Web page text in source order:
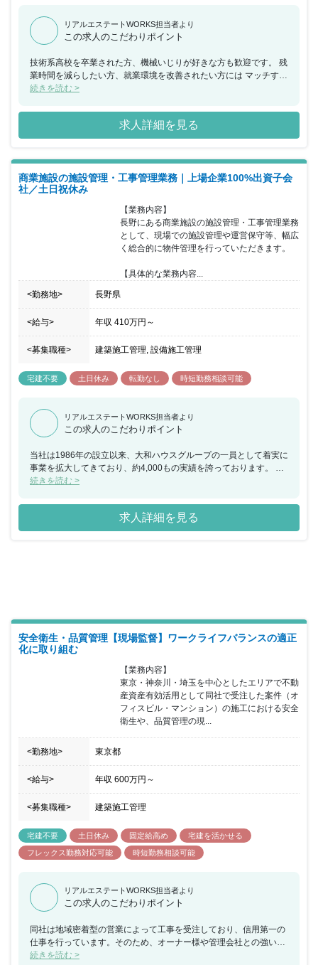
リアルエステートWORKS担当者より
この求人のこだわりポイント
技術系高校を卒業された方、機械いじりが好きな方も歓迎です。 残
業時間を減らしたい方、就業環境を改善されたい方には マッチする
かと存じます。 「まちを元気に、ひとに笑顔を」をモットーに「不
事業」を 展開する大和ハウスグループの企業です！ 同社は、商業
領域ではトップクラスのデベロッパーです。 不動産賃貸事業をはじ
めとした様々な事業を行いながら、 自社の成長だけを目指すのでは
え、 人と社会、未来の暮らしのあり方を描いていきたいと考えてい
ます。 ワークライフバランス重視の環境でオンオフのメリハリを付
けた 働き方が可能です。
続きを読む >
求人詳細を見る
商業施設の施設管理・工事管理業務｜上場企業100%出資子会
社／土日祝休み
【業務内容】
長野にある商業施設の施設管理・工事管理業務
として、現場での施設管理や運営保守等、幅広
く総合的に物件管理を行っていただきます。
【具体的な業務内容...
<勤務地> 長野県
<給与> 年収 410万円 ～
<募集職種> 建築施工管理, 設備施工管理
宅建不要 土日休み 転勤なし 時短勤務相談可能
リアルエステートWORKS担当者より
この求人のこだわりポイント
当社は1986年の設立以来、大和ハウスグループの一員として着実に
事業を拡大してきており、約4,000もの実績を誇っております。 大
和ハウス工業100％出資子会社である同社は、商業施設デベロッパ
な形態の商業施設をプロデュース出来るのも魅力の一つです。ま
た、地域の人にとっての「衣食住」の重要な拠点を施工・管理でき
るため、お客様が足を運んでいただけることはやりがいとなりま
■朝7時前の出勤、21時以降の残業の原則禁止 ■勤務間インターバル
制度として、勤務終了から9時間は勤務間インターバルを設け、生
活時間や睡眠時間を確保 ■毎週水曜日にノー残業デイを設置
続きを読む >
求人詳細を見る
安全衛生・品質管理【現場監督】ワークライフバランスの適正
化に取り組む
【業務内容】
東京・神奈川・埼玉を中心としたエリアで不動
産資産有効活用として同社で受注した案件（オ
フィスビル・マンション）の施工における安全
衛生や、品質管理の現...
<勤務地> 東京都
<給与> 年収 600万円 ～
<募集職種> 建築施工管理
宅建不要 土日休み 固定給高め
宅建を活かせる
フレックス勤務対応可能
時短勤務相談可能
リアルエステートWORKS担当者より
この求人のこだわりポイント
同社は地域密着型の営業によって工事を受注しており、信用第一の
仕事を行っています。そのため、オーナー様や管理会社との強いパ
イプがあり、リピーターや口コミでの案件受注が多いのが特徴で
続きを読む >